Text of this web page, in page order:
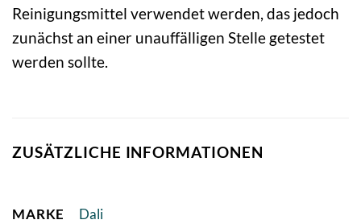
Reinigungsmittel verwendet werden, das jedoch
zunächst an einer unauffälligen Stelle getestet
werden sollte.
ZUSÄTZLICHE INFORMATIONEN
MARKE Dali